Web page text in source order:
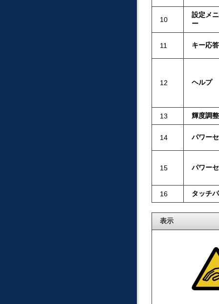
10
設定メ
ー
11 キー応答
12 ヘルプ
13 輝度調
14 パワー
15 パワー
16 タッチ
表示